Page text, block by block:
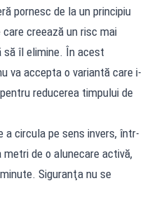
pornesc de la un principiu
creează un risc mai
să îl elimine. În acest
va accepta o variantă care i-
reducerea timpului de
a circula pe sens invers, într-
de o alunecare activă,
Siguranţa nu se